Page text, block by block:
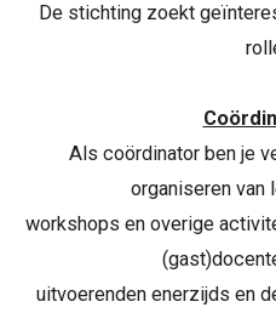
De stichting zoekt
Als coördinator ben je
organiseren van
workshops en overige
uitvoerenden enerzijds en